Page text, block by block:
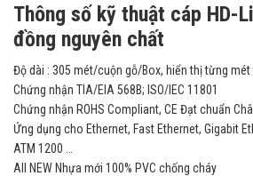
Thông số kỹ thuật cáp HD-
đồng nguyên chất
Độ dài : 305 mét/cuộn gỗ/Box, hiển thị từng mét
Chứng nhận TIA/EIA 568B; ISO/IEC 11801
Chứng nhận ROHS Compliant, CE Đạt chuẩn
Ứng dụng cho Ethernet, Fast Ethernet, Gigabit
ATM 1200 …
All NEW Nhựa mới 100% PVC chống cháy